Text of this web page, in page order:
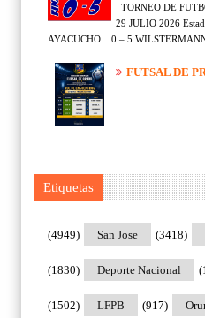
TORNEO DE
29 JULIO 2026
AYACUCHO 0 – 5 WILSTERMANN
FUTSAL DE
Etiquetas
San Jose
(4949) (3418)
Deporte Nacional
(1830)
LFPB
(1502) (917)